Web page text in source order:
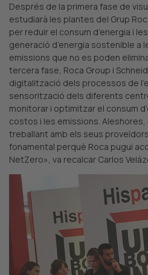
Després de la primera fase de
estudiarà les plantes del Grup
per reduir el consum d’energia i
generació d’energia sostenible a
emissions que no es poden
tercera fase, Roca Group i
digitalització dels processos de
sensorització dels diferents
monitorar i optimitzar el consum
costos i les emissions. Aleshores,
treballant amb els seus
fonamental perquè Roca pugui
NetZero», va recalcar Carlos